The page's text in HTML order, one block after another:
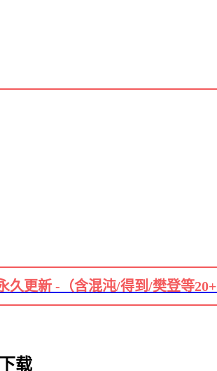
久更新 -（含混沌/得到/樊登等
载